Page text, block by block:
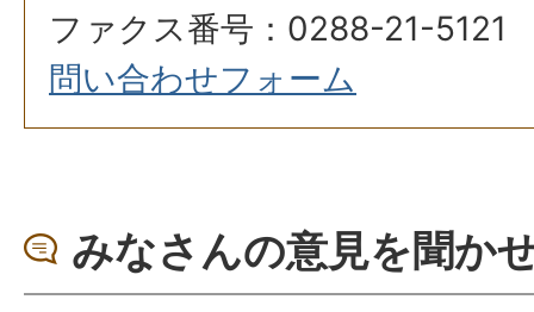
ファクス番号：0288-21-5121
問い合わせフォーム
みなさんの意見を聞か